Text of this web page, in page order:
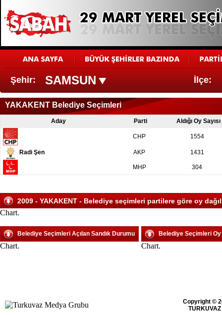
Şehir: SAMSUN İlçe:
YAKAKENT Belediye Seçimleri
Aday Parti Aldığı Oy Sayısı
CHP 1554
Radi Şen AKP 1431
MHP 304
2009 - YAKAKENT - Belediye seçimleri partilere göre oy
Chart.
Belediye Seçimleri Açılan Sandık Durumu
Chart.
Belediye Seçimleri
Chart.
Copyright ©